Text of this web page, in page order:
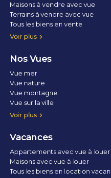
Voir plus
Maisons à vendre avec vue
Terrains à vendre avec vue
Tous les biens en vente
Nos Vues
Voir plus
Vue mer
Vue nature
Vue montagne
Vue sur la ville
Vue parc
Vue fleuve
Vue lac
Vue marina / port
Vacances
Appartements avec vue à louer
Maisons avec vue à louer
Tous les biens en location